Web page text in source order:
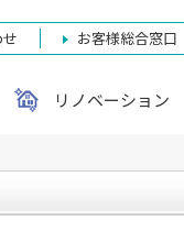
お客様総合窓口
リノベーション